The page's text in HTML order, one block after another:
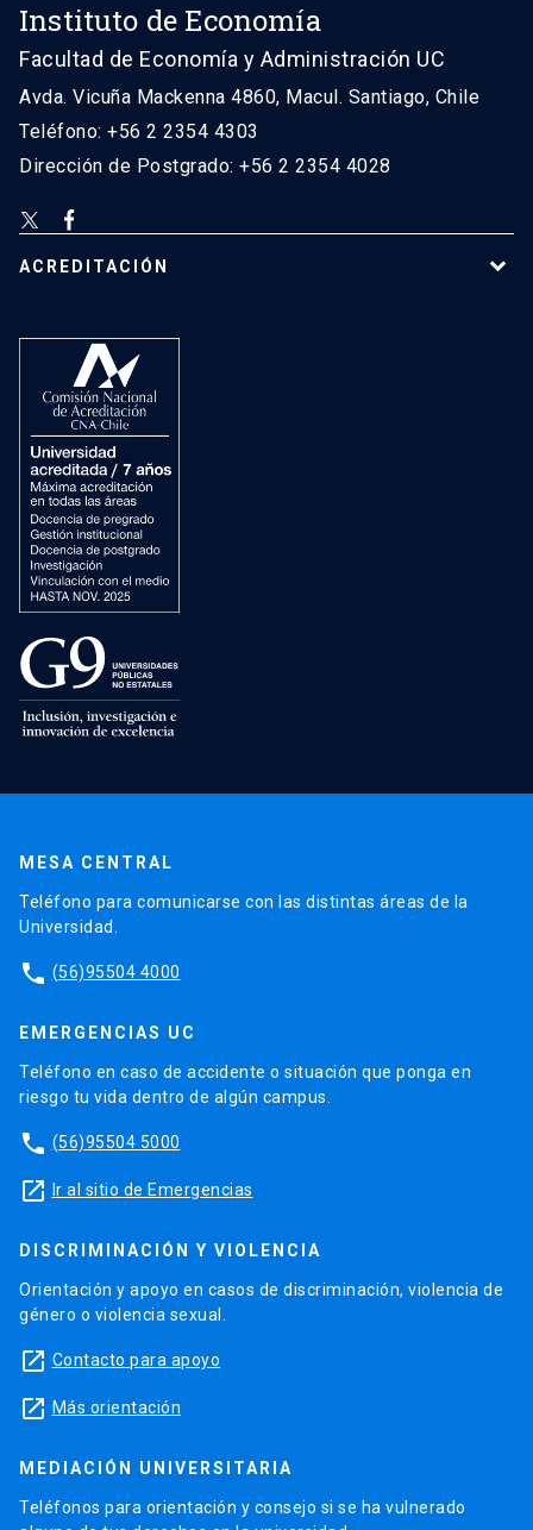
Instituto de Economía
Facultad de Economía y Administración UC
Avda. Vicuña Mackenna 4860, Macul. Santiago, Chile
Teléfono: +56 2 2354 4303
Dirección de Postgrado: +56 2 2354 4028
ACREDITACIÓN
MESA CENTRAL
Teléfono para comunicarse con las distintas áreas de la
Universidad.
phone (56)95504 4000
EMERGENCIAS UC
Teléfono en caso de accidente o situación que ponga en
riesgo tu vida dentro de algún campus.
phone (56)95504 5000
launch Ir al sitio de Emergencias
DISCRIMINACIÓN Y VIOLENCIA
Orientación y apoyo en casos de discriminación, violencia de
género o violencia sexual.
launch Contacto para apoyo
launch Más orientación
MEDIACIÓN UNIVERSITARIA
Teléfonos para orientación y consejo si se ha vulnerado